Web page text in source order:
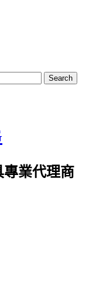
業代理商